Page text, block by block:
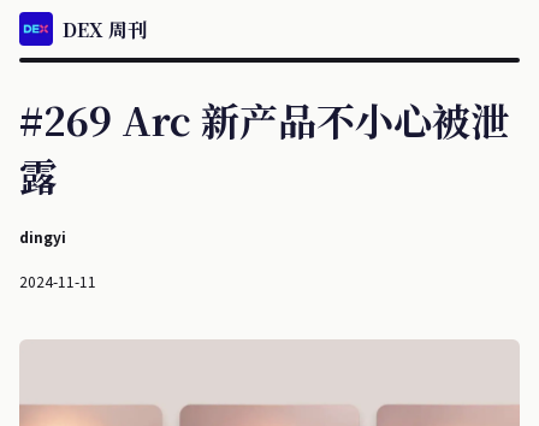
DEX 周刊
#269 Arc 新产品不小心被泄
露
dingyi
2024-11-11